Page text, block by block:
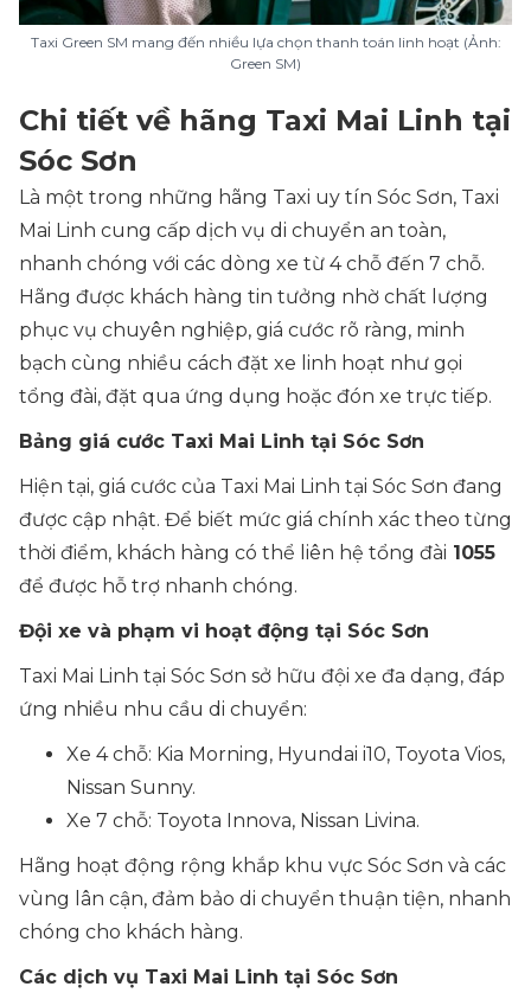
Taxi Green SM mang đến nhiều lựa chọn thanh toán linh hoạt (Ảnh:
Green SM)
Chi tiết về hãng Taxi Mai Linh tại
Sóc Sơn
Là một trong những hãng Taxi uy tín Sóc Sơn, Taxi
Mai Linh cung cấp dịch vụ di chuyển an toàn,
nhanh chóng với các dòng xe từ 4 chỗ đến 7 chỗ.
Hãng được khách hàng tin tưởng nhờ chất lượng
phục vụ chuyên nghiệp, giá cước rõ ràng, minh
bạch cùng nhiều cách đặt xe linh hoạt như gọi
tổng đài, đặt qua ứng dụng hoặc đón xe trực tiếp.
Bảng giá cước Taxi Mai Linh tại Sóc Sơn
Hiện tại, giá cước của Taxi Mai Linh tại Sóc Sơn đang
được cập nhật. Để biết mức giá chính xác theo từng
thời điểm, khách hàng có thể liên hệ tổng đài 1055
để được hỗ trợ nhanh chóng.
Đội xe và phạm vi hoạt động tại Sóc Sơn
Taxi Mai Linh tại Sóc Sơn sở hữu đội xe đa dạng, đáp
ứng nhiều nhu cầu di chuyển:
Xe 4 chỗ: Kia Morning, Hyundai i10, Toyota Vios,
Nissan Sunny.
Xe 7 chỗ: Toyota Innova, Nissan Livina.
Hãng hoạt động rộng khắp khu vực Sóc Sơn và các
vùng lân cận, đảm bảo di chuyển thuận tiện, nhanh
chóng cho khách hàng.
Các dịch vụ Taxi Mai Linh tại Sóc Sơn